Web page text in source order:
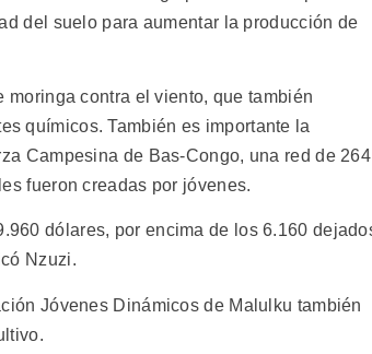
del suelo para aumentar la producción de
contra el viento, que también
químicos. También es importante la
Campesina de Bas-Congo, una red de 264
fueron creadas por jóvenes.
dólares, por encima de los 6.160
Nzuzi.
Jóvenes Dinámicos de Malulku también